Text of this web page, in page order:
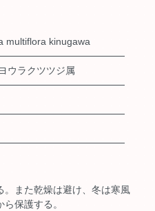
multiflora kinugawa
ウラクツツジ属
。また乾燥は避け、冬は寒風
保護する。